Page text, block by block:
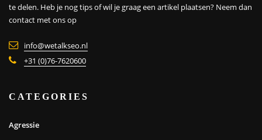
te delen. Heb je nog tips of wil je graag een artikel plaatsen? Neem dan
contact met ons op
info@wetalkseo.nl
+31 (0)76-7620600
CATEGORIES
Agressie